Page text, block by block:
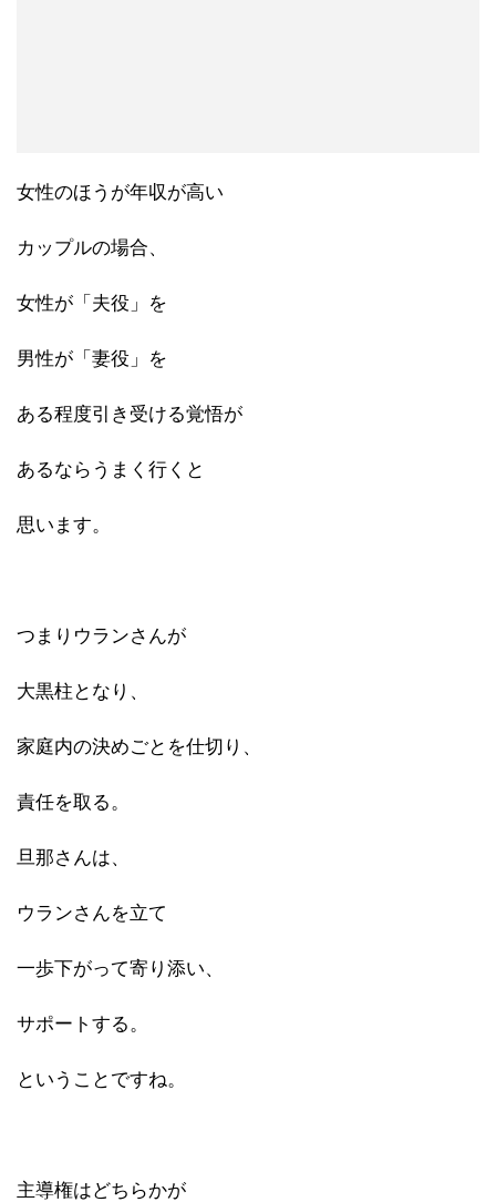
女性のほうが年収が高い
カップルの場合、
女性が「夫役」を
男性が「妻役」を
ある程度引き受ける覚悟が
あるならうまく行くと
思います。
つまりウランさんが
大黒柱となり、
家庭内の決めごとを仕切り、
責任を取る。
旦那さんは、
ウランさんを立て
一歩下がって寄り添い、
サポートする。
ということですね。
主導権はどちらかが